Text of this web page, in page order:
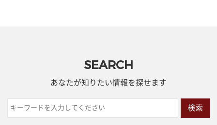
SEARCH
あなたが知りたい情報を探せます
検索